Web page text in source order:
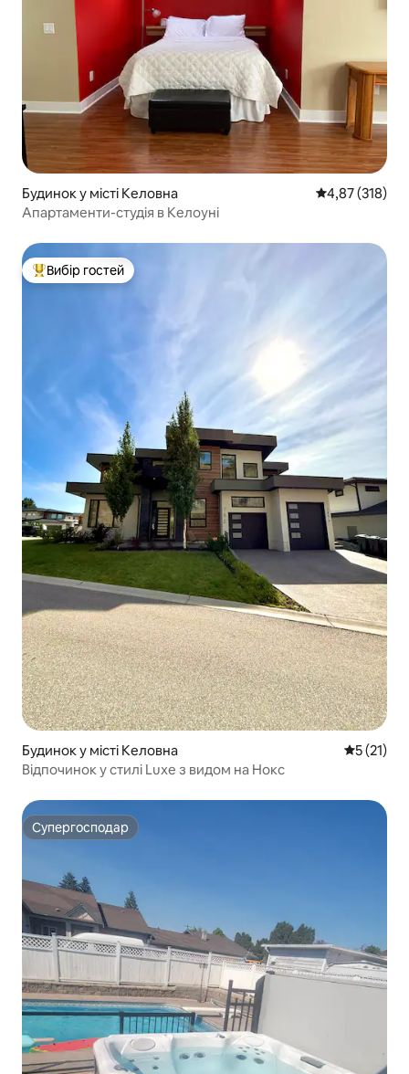
Будинок у місті Келовна Середня
4,87 (318)
Апартаменти-студія в Келоуні
Топ вибір гостей
Вибір гостей
Будинок у місті Келовна Середня
5 (21)
Відпочинок у стилі Luxe з видом на Нокс
Супергосподар
Супергосподар